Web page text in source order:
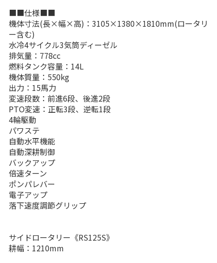
■■仕様■■
機体寸法(長×幅×高)：3105×1380×1810mm(ロータリ
ー含む)
水冷4サイクル3気筒ディーゼル
排気量：778cc
燃料タンク容量：14L
機体質量：550kg
出力：15馬力
変速段数：前進6段、後進2段
PTO変速：正転3段、逆転1段
4輪駆動
パワステ
自動水平機能
自動深耕制御
バックアップ
倍速ターン
ポンパレバー
電子アップ
落下速度調節グリップ
サイドロータリー《RS125S》
耕幅：1210mm